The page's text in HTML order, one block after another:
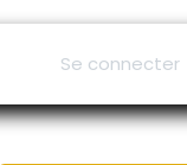
Se connecter